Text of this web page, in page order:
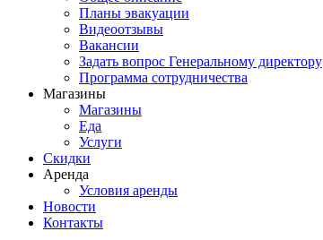
Планы эвакуации
Видеоотзывы
Вакансии
Задать вопрос Генеральному директору
Программа сотрудничества
Магазины
Магазины
Еда
Услуги
Скидки
Аренда
Условия аренды
Новости
Контакты